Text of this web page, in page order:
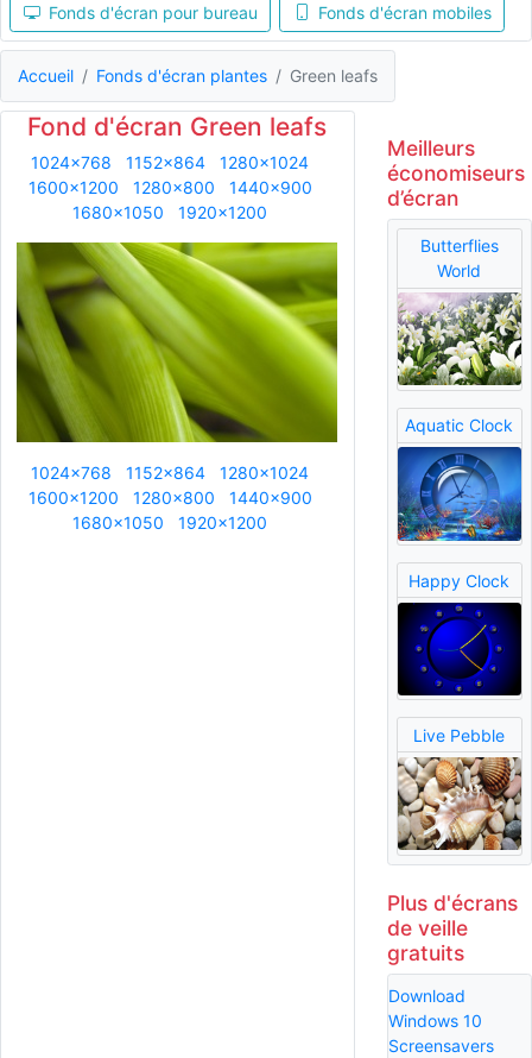
Fonds d'écran pour bureau Fonds d'écran mobiles
Accueil Fonds d'écran plantes Green leafs
Fond d'écran Green leafs
1024x768 1152x864
1280x1024
1600x1200
1280x800
1440x900
1680x1050
1920x1200
1024x768 1152x864
1280x1024
1600x1200
1280x800
1440x900
1680x1050
1920x1200
Meilleurs
économiseurs
d’écran
Butterflies
World
Aquatic Clock
Happy Clock
Live Pebble
Plus d'écrans
de veille
gratuits
Download
Windows 10
Screensavers